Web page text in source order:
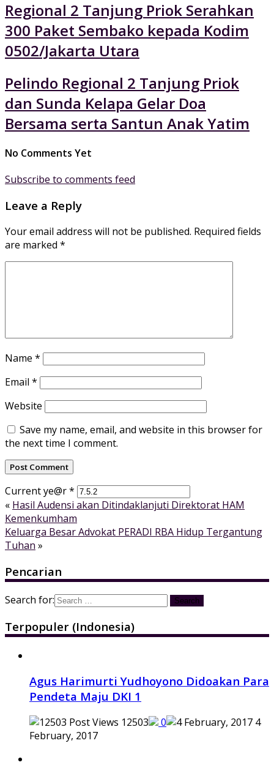
Regional 2 Tanjung Priok Serahkan
300 Paket Sembako kepada Kodim
0502/Jakarta Utara
Pelindo Regional 2 Tanjung Priok
dan Sunda Kelapa Gelar Doa
Bersama serta Santun Anak Yatim
No Comments Yet
Subscribe to comments feed
Leave a Reply
Your email address will not be published. Required fields
are marked *
Name *
Email *
Website
Save my name, email, and website in this browser for
the next time I comment.
Current ye@r*
« Hasil Audensi akan Ditindaklanjuti Direktorat HAM
Kemenkumham
Keluarga Besar Advokat PERADI RBA Hidup Tergantung
Tuhan »
Pencarian
Search for:
Terpopuler (Indonesia)
Agus Harimurti Yudhoyono Didoakan Para
Pendeta Maju DKI 1
12503 0
4
February, 2017